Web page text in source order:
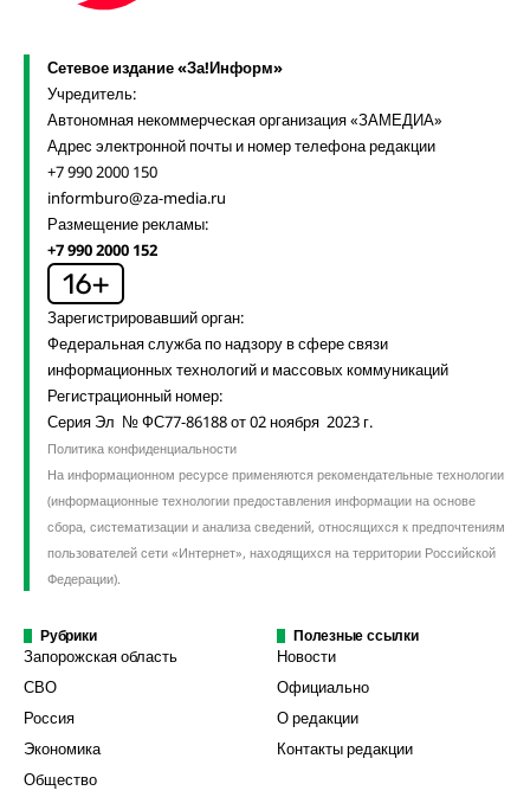
Сетевое издание «За!Информ»
Учредитель:
Автономная некоммерческая организация «ЗАМЕДИА»
Адрес электронной почты и номер телефона редакции
+7 990 2000 150
informburo@za-media.ru
Размещение рекламы:
+7 990 2000 152
Зарегистрировавший орган:
Федеральная служба по надзору в сфере связи
информационных технологий и массовых коммуникаций
Регистрационный номер:
Серия Эл № ФС77-86188 от 02 ноября 2023 г.
Политика конфиденциальности
На информационном ресурсе применяются рекомендательные технологии
(информационные технологии предоставления информации на основе
сбора, систематизации и анализа сведений, относящихся к предпочтениям
пользователей сети «Интернет», находящихся на территории Российской
Федерации).
Рубрики
Запорожская область
СВО
Россия
Экономика
Общество
Полезные ссылки
Новости
Официально
О редакции
Контакты редакции